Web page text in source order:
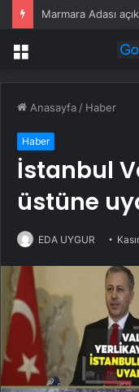
Marmara Adası
Menü
Anasayfa / Haber
Haber
İstanbul
üstüne
EDA UYGUR